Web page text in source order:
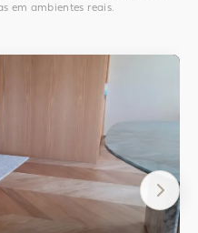
em ambientes reais.